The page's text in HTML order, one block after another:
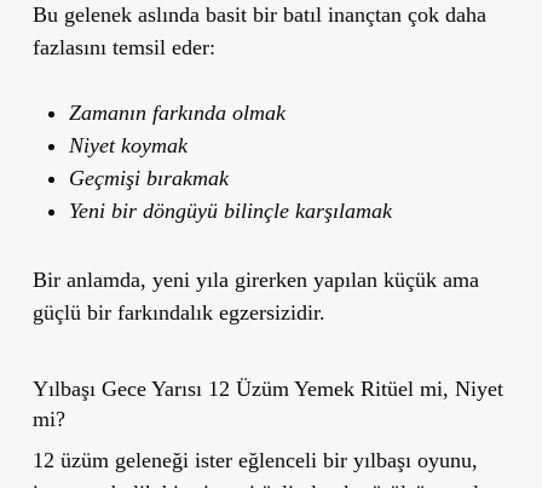
Bu gelenek aslında basit bir batıl inançtan çok daha
fazlasını temsil eder:
Zamanın farkında olmak
Niyet koymak
Geçmişi bırakmak
Yeni bir döngüyü bilinçle karşılamak
Bir anlamda, yeni yıla girerken yapılan küçük ama
güçlü bir farkındalık egzersizidir.
Yılbaşı Gece Yarısı 12 Üzüm Yemek Ritüel mi, Niyet
mi?
12 üzüm geleneği ister eğlenceli bir yılbaşı oyunu,